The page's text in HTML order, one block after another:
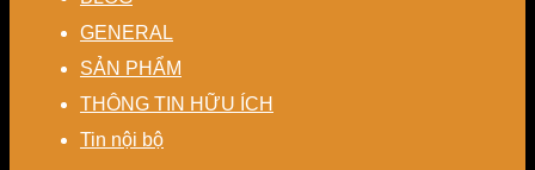
cho
nhà
máy
nâng
phí
thất
thoát
nhiệt
–
Giải
pháp
tiết
kiệm
GENERAL
SẢN PHẨM
THÔNG TIN HỮU ÍCH
Tin nội bộ